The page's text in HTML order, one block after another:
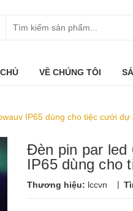
VỀ CHÚNG TÔI
IP65 dùng cho tiệc cưới dự
Đèn pin par led
IP65 dùng cho
Thương hiệu: lccvn |